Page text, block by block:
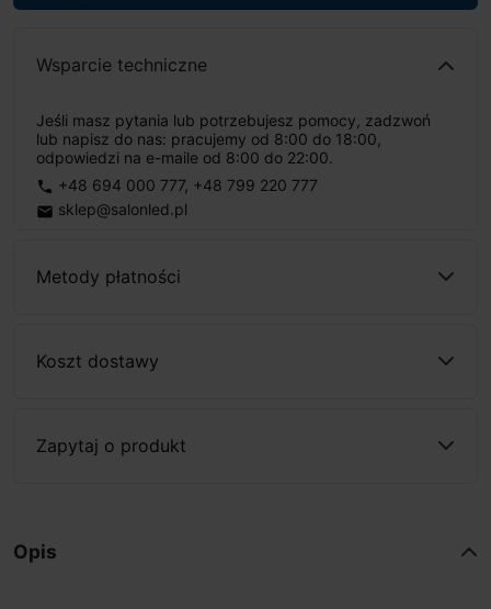
Wsparcie techniczne
Jeśli masz pytania lub potrzebujesz pomocy, zadzwoń
lub napisz do nas: pracujemy od 8:00 do 18:00,
odpowiedzi na e-maile od 8:00 do 22:00.
phone +48 694 000 777, +48 799 220 777
email sklep@salonled.pl
Metody płatności
Koszt dostawy
Zapytaj o produkt
Opis